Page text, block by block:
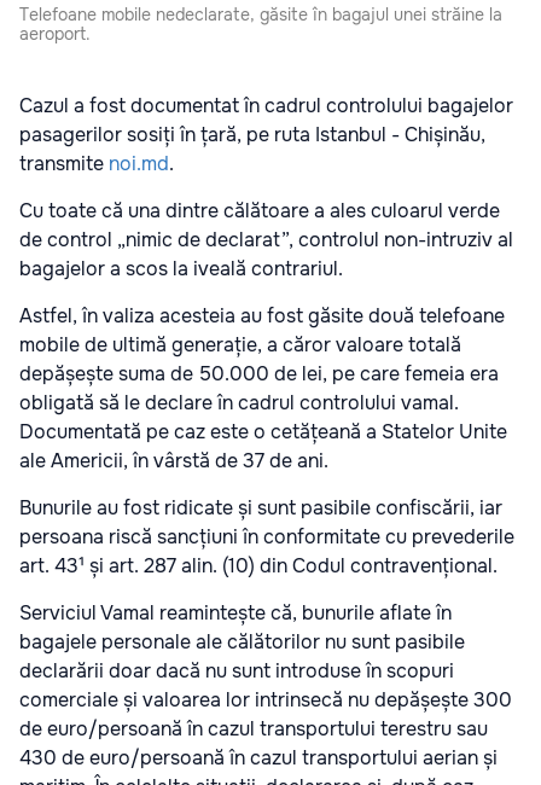
Telefoane mobile nedeclarate, găsite în bagajul unei străine la
aeroport.
Cazul a fost documentat în cadrul controlului bagajelor
pasagerilor sosiți în țară, pe ruta Istanbul - Chișinău,
transmite noi.md.
Cu toate că una dintre călătoare a ales culoarul verde
de control „nimic de declarat”, controlul non-intruziv al
bagajelor a scos la iveală contrariul.
Astfel, în valiza acesteia au fost găsite două telefoane
mobile de ultimă generație, a căror valoare totală
depășește suma de 50.000 de lei, pe care femeia era
obligată să le declare în cadrul controlului vamal.
Documentată pe caz este o cetățeană a Statelor Unite
ale Americii, în vârstă de 37 de ani.
Bunurile au fost ridicate și sunt pasibile confiscării, iar
persoana riscă sancțiuni în conformitate cu prevederile
art. 43¹ și art. 287 alin. (10) din Codul contravențional.
Serviciul Vamal reamintește că, bunurile aflate în
bagajele personale ale călătorilor nu sunt pasibile
declarării doar dacă nu sunt introduse în scopuri
comerciale și valoarea lor intrinsecă nu depășește 300
de euro/persoană în cazul transportului terestru sau
430 de euro/persoană în cazul transportului aerian și